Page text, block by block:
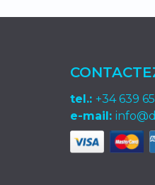
tel.: +34 639
e-mail: